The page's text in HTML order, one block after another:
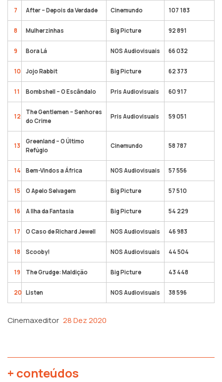
7 After – Depois da Verdade Cinemundo 107 183
8 Mulherzinhas Big Picture 92 891
9 Bora Lá NOS Audiovisuais 66 032
10 Jojo Rabbit Big Picture 62 373
11 Bombshell – O Escândalo Pris Audiovisuais 60 917
12
The Gentlemen – Senhores
do Crime
Pris Audiovisuais 59 051
13
Greenland – O Último
Refúgio
Cinemundo 58 787
14 Bem-Vindos a África NOS Audiovisuais 57 556
15 O Apelo Selvagem Big Picture 57 510
16 A Ilha da Fantasia Big Picture 54 229
17 O Caso de Richard Jewell NOS Audiovisuais 46 983
18 Scooby! NOS Audiovisuais 44 504
19 The Grudge: Maldição Big Picture 43 448
20 Listen NOS Audiovisuais 38 596
Cinemaxeditor 28 Dez 2020
+ conteúdos